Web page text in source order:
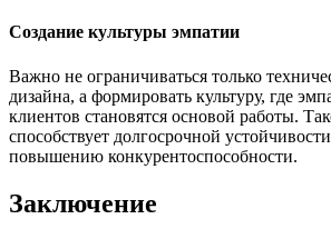
Создание культуры эмпатии
Важно не ограничиваться только
дизайна, а формировать культуру, где
клиентов становятся основой работы.
способствует долгосрочной
повышению конкурентоспособности.
Заключение